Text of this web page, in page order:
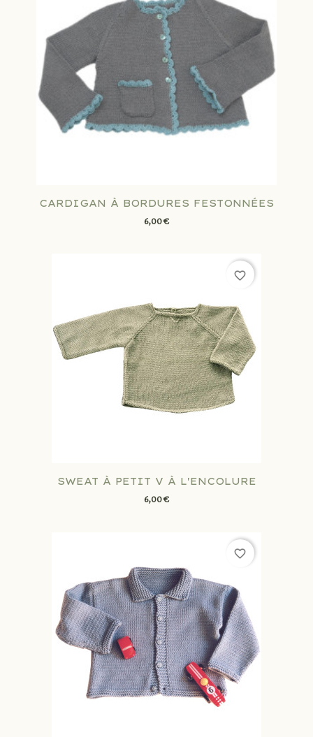
CARDIGAN À BORDURES FESTONNÉES
6,00 €
SWEAT À PETIT V À L'ENCOLURE
6,00 €
favorite_border
favorite_border